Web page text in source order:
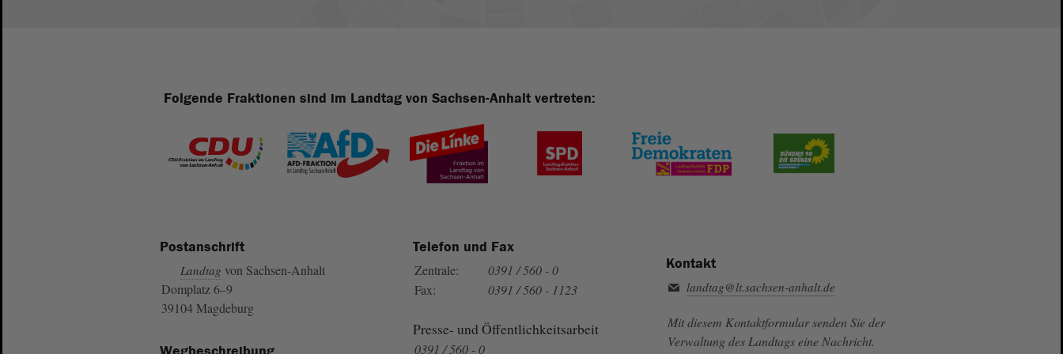
Folgende Fraktionen sind im Landtag von Sachsen-Anhalt vertreten:
Postanschrift
Landtag von Sachsen-Anhalt
Domplatz 6–9
39104 Magdeburg
Telefon und Fax
Zentrale:
0391 / 560 - 0
Fax:
0391 / 560 - 1123
Presse- und Öffentlichkeitsarbeit
0391 / 560 - 0
Kontakt
landtag@lt.sachsen-anhalt.de
Mit diesem Kontaktformular senden Sie der
Verwaltung des Landtags eine Nachricht.